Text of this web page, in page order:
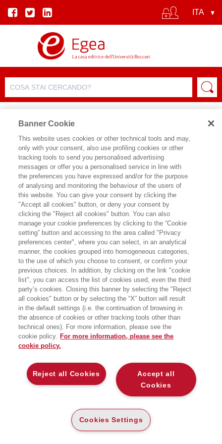
Viviamo tempi complessi: nel libro "L'avvenire della memoria",
Antonio Calabrò ci invita a riflettere sulla nostra concezione di
progresso per superare le crisi e costruire migliori equilibri
politici, civili, sociali ed economici. Partendo da quell’umanesimo
industriale al centro della storia del nostro Paese
Dalla recessione alla pandemia, dal cambiamento climatico agli
squilibri geopolitici, con i venti di guerra arrivati a spirare nel cuore
dell’Europa. Viviamo tempi difficiliche almeno una volta ci hanno
portati a domandarci: dove stiamo andando? E, soprattutto, sarà
possibileinvertire la rotta
con urgenza verso uncambio di paradigmadella nostra concezione
di progresso, una svolta che appare sempre più necessaria per
progettare un futuro che si fondi davvero su
migliori equilibri
politici,
civili, sociali ed economici. Un percorso complesso, a cui
Antonio
della memoria – Raccontare l’impresa per stimolare
, 2022), in cui l’ossimoro del titolo racchiude la
Banner Cookie
This website uses cookies or other technical tools and may,
only with your consent, also use profiling cookies or other
tracking tools to send you personalised advertising
messages or offer you a personalised service in line with
the preferences you have expressed and/or for the purpose
of analysing and monitoring the behaviour of the users of
this website. You can give your consent by clicking the
"Accept all cookies" button, or deny your consent by
clicking the "Reject all cookies" button. You can also
manage your cookie preferences by clicking to the “Cookie
setting” button and accessing to the area called "Privacy
preferences center", where you can select, in an analytical
manner, the cookies grouped into homogeneous categories,
to the use of which you choose to consent, or confirm your
previous choices. In addition, by clicking on the link "cookie
list", you can access the list of cookies used, even the third
party’s cookies. Closing this banner by selecting the "Reject
all cookies" button or by selecting the “X” button will result
in the default settings (i.e. the continuation of browsing in
the absence of cookies or other tracking tools other than
technical ones). For more information, please see the
cookie policy. For more information, please see the
cookie policy.
Accept all
Cookies
Reject all Cookies
Cookies Settings